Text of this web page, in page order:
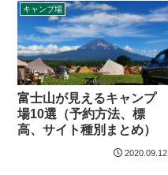
キャンプ場
富士山が見えるキャンプ
場10選（予約方法、標
高、サイト種別まとめ）
2020.09.12